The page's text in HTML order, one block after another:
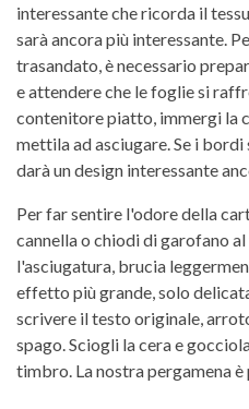
interessante che ricorda il
sarà ancora più interessante.
trasandato, è necessario
e attendere che le foglie si
contenitore piatto, immergi la
mettila ad asciugare. Se i
darà un design interessante
Per far sentire l'odore della
cannella o chiodi di garofano
l'asciugatura, brucia
effetto più grande, solo
scrivere il testo originale,
spago. Sciogli la cera e
timbro. La nostra pergamena